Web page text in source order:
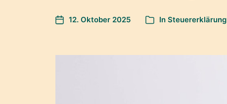
12. Oktober 2025 In Steuererklärung